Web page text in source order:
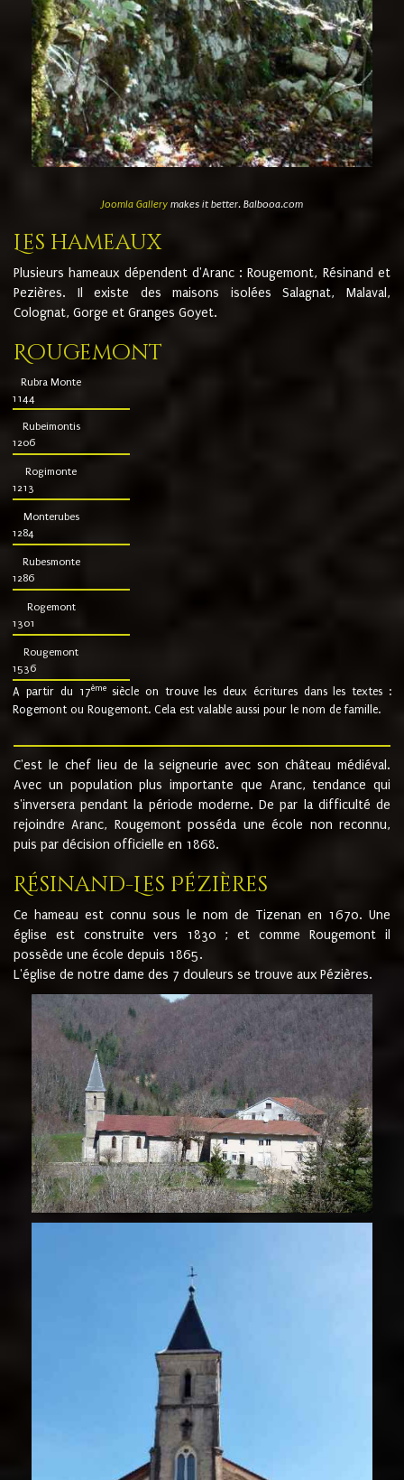
Joomla Gallerymakes it better. Balbooa.com
Les hameaux
Plusieurs hameaux dépendent d'Aranc : Rougemont, Résinand et
Pezières. Il existe des maisons isolées Salagnat, Malaval,
Colognat, Gorge et Granges Goyet.
Rougemont
Rubra Monte
1144
Rubeimontis
1206
Rogimonte
1213
Monterubes
1284
Rubesmonte
1286
Rogemont
1301
Rougemont
1536
A partir du 17ème siècle on trouve les deux écritures dans les textes :
Rogemont ou Rougemont. Cela est valable aussi pour le nom de famille.
C'est le chef lieu de la seigneurie avec son château médiéval.
Avec un population plus importante que Aranc, tendance qui
s'inversera pendant la période moderne. De par la difficulté de
rejoindre Aranc, Rougemont posséda une école non reconnu,
puis par décision officielle en 1868.
Résinand-Les Pézières
Ce hameau est connu sous le nom de Tizenan en 1670. Une
église est construite vers 1830 ; et comme Rougemont il
possède une école depuis 1865.
L'église de notre dame des 7 douleurs se trouve aux Pézières.